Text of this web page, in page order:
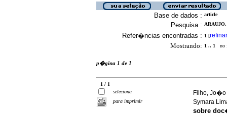
Base de dados : article
Pesquisa :
Refer�ncias encontradas : 1 [refinar
Mostrando: 1 .. 1 no
p�gina 1 de 1
1 / 1
seleciona
para imprimir
Filho,
Symara
sobre